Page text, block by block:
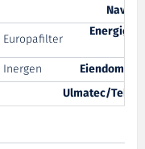
Navy
Europafilter
Inergen
Ulmatec/